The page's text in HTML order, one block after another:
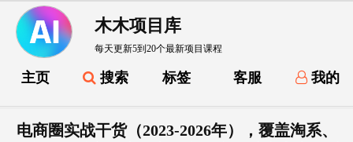
木木项目库
每天更新5到20个最新项目课程
主页 搜索 标签 客服 我的
电商圈实战干货（2023-2026年），覆盖淘系、